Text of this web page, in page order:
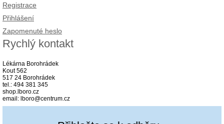
Registrace
Přihlášení
Zapomenuté heslo
Rychlý kontakt
Lékárna Borohrádek
Kout 562
517 24 Borohrádek
tel.: 494 381 345
shop.lboro.cz
email: lboro@centrum.cz